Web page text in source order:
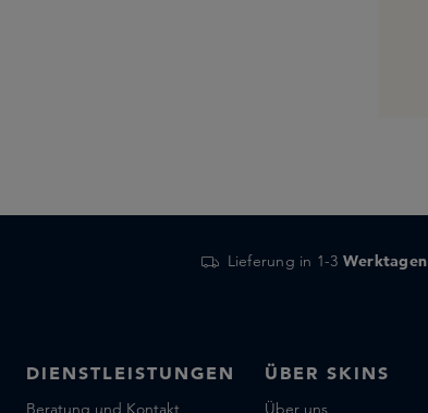
Lieferung in 1-3 Werktagen
DIENSTLEISTUNGEN
Beratung und Kontakt
ÜBER SKINS
Über uns